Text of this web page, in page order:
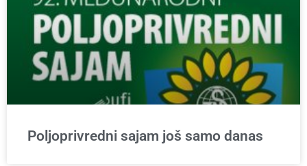
Poljoprivredni sajam još samo danas